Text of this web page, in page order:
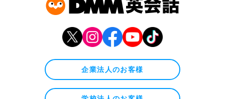
企業法人のお客様